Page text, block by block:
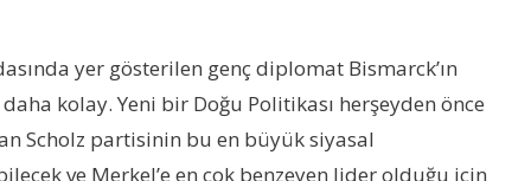
yer gösterilen genç diplomat Bismarck’ın
kolay. Yeni bir Doğu Politikası herşeyden önce
Scholz partisinin bu en büyük siyasal
ve Merkel’e en çok benzeyen lider olduğu için